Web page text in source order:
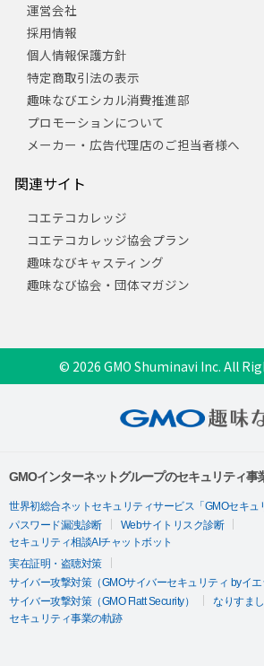
運営会社
採用情報
個人情報保護方針
特定商取引法の表示
趣味なびエシカル消費推進部
プロモーションについて
メーカー・広告代理店のご担当者様へ
関連サイト
コエテコカレッジ
コエテコカレッジ協会プラン
趣味なびキャスティング
趣味なび協会・団体マガジン
© 2026 GMO Shuminavi Inc. All